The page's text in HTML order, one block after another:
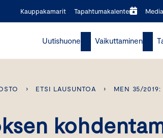
Kauppakamarit Tapahtumakalenteri
Uutishuone Vaikuttaminen
› ETSI LAUSUNTOA › MEN 35/2019: